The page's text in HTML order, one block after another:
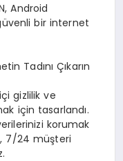
Android
bir internet
Tadını Çıkarın
gizlilik ve
için tasarlandı.
korumak
7/24 müşteri